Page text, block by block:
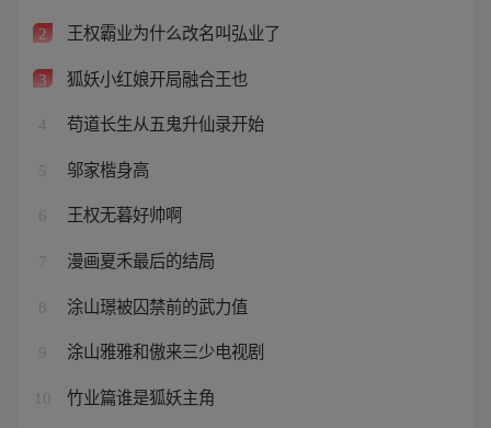
2 王权霸业为什么改名叫弘业了
3 狐妖小红娘开局融合王也
4 苟道长生从五鬼升仙录开始
5 邬家楷身高
6 王权无暮好帅啊
7 漫画夏禾最后的结局
8 涂山璟被囚禁前的武力值
9 涂山雅雅和傲来三少电视剧
10 竹业篇谁是狐妖主角